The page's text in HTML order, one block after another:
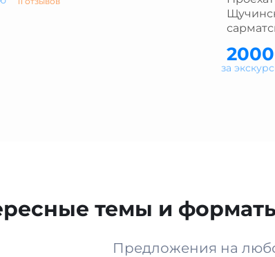
за
темы и
Предложения на